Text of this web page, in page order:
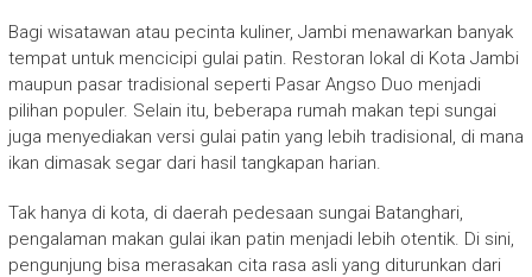
Bagi wisatawan atau pecinta kuliner, Jambi menawarkan banyak
tempat untuk mencicipi gulai patin. Restoran lokal di Kota Jambi
maupun pasar tradisional seperti Pasar Angso Duo menjadi
pilihan populer. Selain itu, beberapa rumah makan tepi sungai
juga menyediakan versi gulai patin yang lebih tradisional, di mana
ikan dimasak segar dari hasil tangkapan harian.
Tak hanya di kota, di daerah pedesaan sungai Batanghari,
pengalaman makan gulai ikan patin menjadi lebih otentik. Di sini,
pengunjung bisa merasakan cita rasa asli yang diturunkan dari